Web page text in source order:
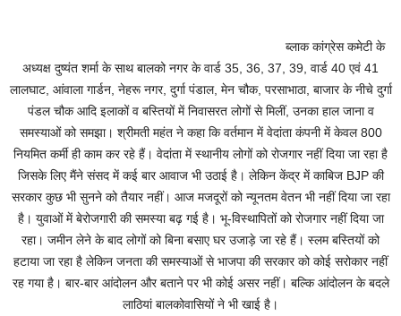
ब्लाक कांग्रेस कमेटी के
अध्यक्ष दुष्यंत शर्मा के साथ बालको नगर के वार्ड 35, 36, 37, 39, वार्ड 40 एवं 41
लालघाट, आंवाला गार्डन, नेहरू नगर, दुर्गा पंडाल, मेन चौक, परसाभाठा, बाजार के नीचे दुर्गा
पंडल चौक आदि इलाकों व बस्तियों में निवासरत लोगों से मिलीं, उनका हाल जाना व
समस्याओं को समझा। श्रीमती महंत ने कहा कि वर्तमान में वेदांता कंपनी में केवल 800
नियमित कर्मी ही काम कर रहे हैं। वेदांता में स्थानीय लोगों को रोजगार नहीं दिया जा रहा है
जिसके लिए मैंने संसद में कई बार आवाज भी उठाई है। लेकिन केंद्र में काबिज BJP की
सरकार कुछ भी सुनने को तैयार नहीं। आज मजदूरों को न्यूनतम वेतन भी नहीं दिया जा रहा
है। युवाओं में बेरोजगारी की समस्या बढ़ गई है। भू-विस्थापितों को रोजगार नहीं दिया जा
रहा। जमीन लेने के बाद लोगों को बिना बसाए घर उजाड़े जा रहे हैं। स्लम बस्तियों को
हटाया जा रहा है लेकिन जनता की समस्याओं से भाजपा की सरकार को कोई सरोकार नहीं
रह गया है। बार-बार आंदोलन और बताने पर भी कोई असर नहीं। बल्कि आंदोलन के बदले
लाठियां बालकोवासियों ने भी खाई है।